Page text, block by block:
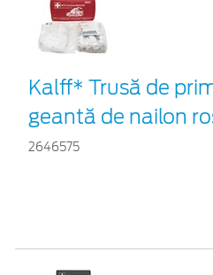
Kalff* Trusă de
geantă de nailon
2646575